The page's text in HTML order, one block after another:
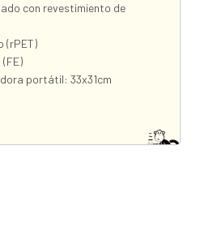
con revestimiento de
(rPET)
portátil: 33x31cm